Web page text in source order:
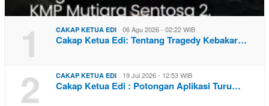
1 CAKAP KETUA EDI 06 Agu 2026 - 02:22 WIB
Cakap Ketua Edi: Tentang Tragedy Kebakar…
2 CAKAP KETUA EDI 19 Jul 2026 - 12:53 WIB
Cakap Ketua Edi : Potongan Aplikasi Turu…